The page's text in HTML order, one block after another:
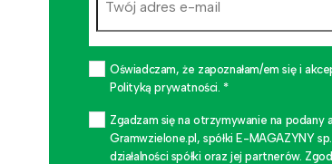
Oświadczam, że zapoznałam/em się i
Polityką prywatności. *
Zgadzam się na otrzymywanie na
Gramwzielone.pl, spółki E-MAGAZYNY
działalności spółki oraz jej partnerów.